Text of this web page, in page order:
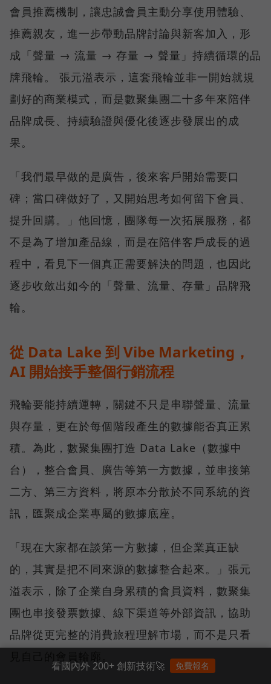
會員推薦機制，讓忠誠會員主動分享使用體驗、
推薦親友，進一步帶動品牌討論與新客加入，形
成「聲量 → 流量 → 存量 → 聲量」持續循環的品
牌飛輪。 張元溢表示，這套飛輪並非一開始就規
劃好的商業模式，而是數聚集團二十多年來陪伴
品牌成長、持續驗證與優化後逐步發展出的成
果。
「我們最早做的是廣告，後來客戶開始需要口
碑；當口碑做好了，又開始思考如何留下會員、
提升回購。」他回憶，團隊每一次拓展服務，都
不是為了增加產品線，而是在陪伴客戶成長的過
程中，看見下一個真正需要解決的問題，也因此
逐步收斂出如今的「聲量、流量、存量」品牌飛
輪。
從 Data Lake 到 Vibe Marketing，
AI 開始接手整個行銷流程
飛輪要能持續運轉，關鍵不只是串聯聲量、流量
與存量，更在於每個階段產生的數據能否真正累
積。為此，數聚集團打造 Data Lake（數據中
台），整合會員、廣告等第一方數據，並串接第
二方、第三方資料，將原本分散於不同系統的資
訊，匯聚成企業專屬的數據底座。
「現在大家都在談第一方數據，但企業真正缺
的，其實是把不同來源的數據整合起來。」張元
溢表示，除了企業自身累積的會員資料，數聚集
團也串接發票數據、線下渠道等外部資訊，協助
品牌從更完整的消費旅程理解市場，而不是只看
看國內外 200+ 創新技術🚀 免費報名